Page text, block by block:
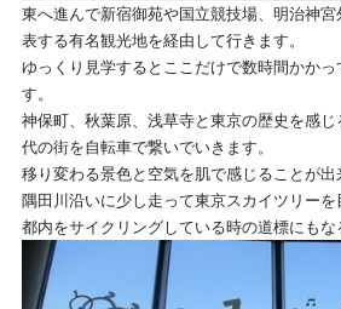
東へ進んで新宿御苑や国立競技場、明治神
表する有名観光地を経由して行きます。
ゆっくり見学するとここだけで数時間かか
す。
神保町、秋葉原、浅草寺と東京の歴史を感
代の街を自転車で繋いでいきます。
移り変わる景色と空気を肌で感じることが出
隅田川沿いに少し走って東京スカイツリーを
都内をサイクリングしている時の道標にもな